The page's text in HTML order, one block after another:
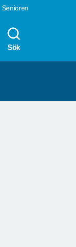
Senioren
Sök